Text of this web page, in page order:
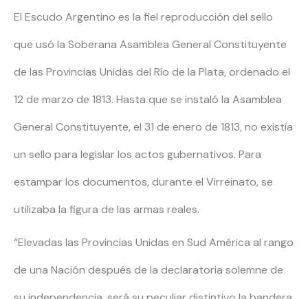
El Escudo Argentino es la fiel reproducción del sello
que usó la Soberana Asamblea General Constituyente
de las Provincias Unidas del Río de la Plata, ordenado el
12 de marzo de 1813. Hasta que se instaló la Asamblea
General Constituyente, el 31 de enero de 1813, no existía
un sello para legislar los actos gubernativos. Para
estampar los documentos, durante el Virreinato, se
utilizaba la figura de las armas reales.
“Elevadas las Provincias Unidas en Sud América al rango
de una Nación después de la declaratoria solemne de